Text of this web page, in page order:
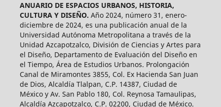
ANUARIO DE ESPACIOS URBANOS, HISTORIA,
CULTURA Y DISEÑO. Año 2024, número 31, enero-
diciembre de 2024, es una publicación anual de la
Universidad Autónoma Metropolitana a través de la
Unidad Azcapotzalco, División de Ciencias y Artes para
el Diseño, Departamento de Evaluación del Diseño en
el Tiempo, Área de Estudios Urbanos. Prolongación
Canal de Miramontes 3855, Col. Ex Hacienda San Juan
de Dios, Alcaldía Tlalpan, C.P. 14387, Ciudad de
México y Av. San Pablo 180, Col. Reynosa Tamaulipas,
Alcaldía Azcapotzalco, C.P. 02200, Ciudad de México.